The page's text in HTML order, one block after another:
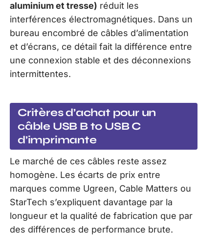
aluminium et tresse) réduit les
interférences électromagnétiques. Dans un
bureau encombré de câbles d’alimentation
et d’écrans, ce détail fait la différence entre
une connexion stable et des déconnexions
intermittentes.
Critères d’achat pour un
câble USB B to USB C
d’imprimante
Le marché de ces câbles reste assez
homogène. Les écarts de prix entre
marques comme Ugreen, Cable Matters ou
StarTech s’expliquent davantage par la
longueur et la qualité de fabrication que par
des différences de performance brute.